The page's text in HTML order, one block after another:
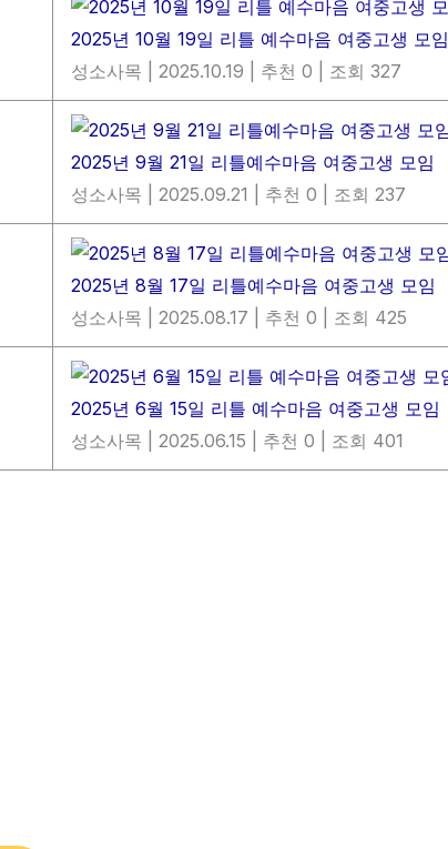
2025년 10월 19일 리틀 예수마음 여중고생 모임
성소사목
2025.10.19 추천 0 조회 327
2025년 9월 21일 리틀예수마음 여중고생 모임
성소사목
2025.09.21 추천 0 조회 237
2025년 8월 17일 리틀예수마음 여중고생 모임
성소사목
2025.08.17 추천 0 조회 425
2025년 6월 15일 리틀 예수마음 여중고생 모임
성소사목
2025.06.15 추천 0 조회 401